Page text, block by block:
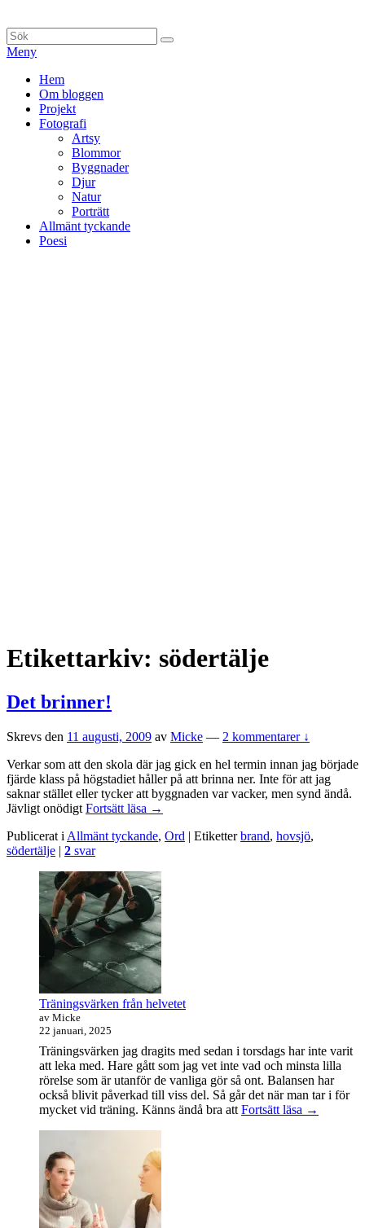
till
innehåll
Sök
efter:
Sök
Meny
Primär
meny
Hem
Om bloggen
Projekt
Fotografi
Artsy
Blommor
Byggnader
Djur
Natur
Porträtt
Allmänt tyckande
Poesi
Etikettarkiv: södertälje
Det brinner!
Skrevs den 11 augusti, 2009 av Micke — 2 kommentarer ↓
Verkar som att den skola där jag gick en hel termin innan jag började
fjärde klass på högstadiet håller på att brinna ner. Inte för att jag
saknar stället eller tycker att byggnaden var vacker, men synd ändå.
Jävligt onödigt Fortsätt läsa Det
→
Publicerat i Allmänt tyckande, Ord | Etiketter brand, hovsjö,
södertälje | 2 svar
Primära
sidofältet
Widget
område
Träningsvärken från helvetet
av Micke
22 januari, 2025
Träningsvärken jag dragits med sedan i torsdags har inte varit
att leka med. Hare gått som jag vet inte vad och minsta lilla
rörelse som är utanför de vanliga gör så ont. Balansen har
också blivit påverkad till viss del. Så går det när man tar i för
mycket vid träning. Känns ändå bra att Fortsätt läsa →